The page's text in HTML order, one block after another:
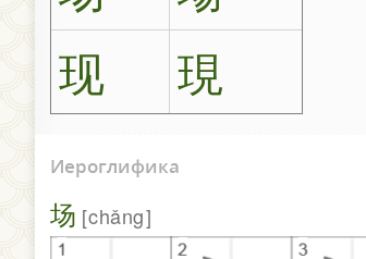
现
現
Иероглифика
场 chǎng